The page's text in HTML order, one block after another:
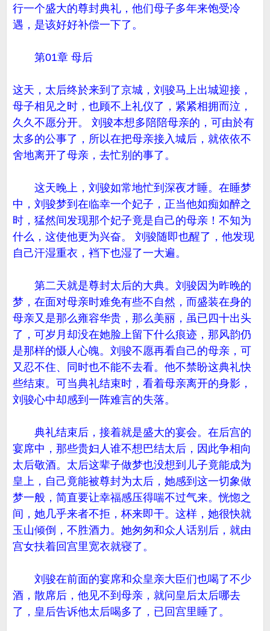
行一个盛大的尊封典礼，他们母子多年来饱受冷
遇，是该好好补偿一下了。
第01章 母后
这天，太后终於来到了京城，刘骏马上出城迎接，
母子相见之时，也顾不上礼仪了，紧紧相拥而泣，
久久不愿分开。 刘骏本想多陪陪母亲的，可由於有
太多的公事了，所以在把母亲接入城后，就依依不
舍地离开了母亲，去忙别的事了。
这天晚上，刘骏如常地忙到深夜才睡。在睡梦
中，刘骏梦到在临幸一个妃子，正当他如痴如醉之
时，猛然间发现那个妃子竟是自己的母亲！不知为
什么，这使他更为兴奋。 刘骏随即也醒了，他发现
自己汗湿重衣，裆下也湿了一大遍。
第二天就是尊封太后的大典。刘骏因为昨晚的
梦，在面对母亲时难免有些不自然，而盛装在身的
母亲又是那么雍容华贵，那么美丽，虽已四十出头
了，可岁月却没在她脸上留下什么痕迹，那风韵仍
是那样的慑人心魄。刘骏不愿再看自己的母亲，可
又忍不住、同时也不能不去看。他不禁盼这典礼快
些结束。可当典礼结束时，看着母亲离开的身影，
刘骏心中却感到一阵难言的失落。
典礼结束后，接着就是盛大的宴会。在后宫的
宴席中，那些贵妇人谁不想巴结太后，因此争相向
太后敬酒。太后这辈子做梦也没想到儿子竟能成为
皇上，自己竟能被尊封为太后，她感到这一切象做
梦一般，简直要让幸福感压得喘不过气来。恍惚之
间，她几乎来者不拒，杯来即干。这样，她很快就
玉山倾倒，不胜酒力。她匆匆和众人话别后，就由
宫女扶着回宫里宽衣就寝了。
刘骏在前面的宴席和众皇亲大臣们也喝了不少
酒，散席后，他见不到母亲，就问皇后太后哪去
了，皇后告诉他太后喝多了，已回宫里睡了。